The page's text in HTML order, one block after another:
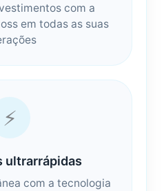
com a
em todas as suas
⚡
ultrarrápidas
com a tecnologia